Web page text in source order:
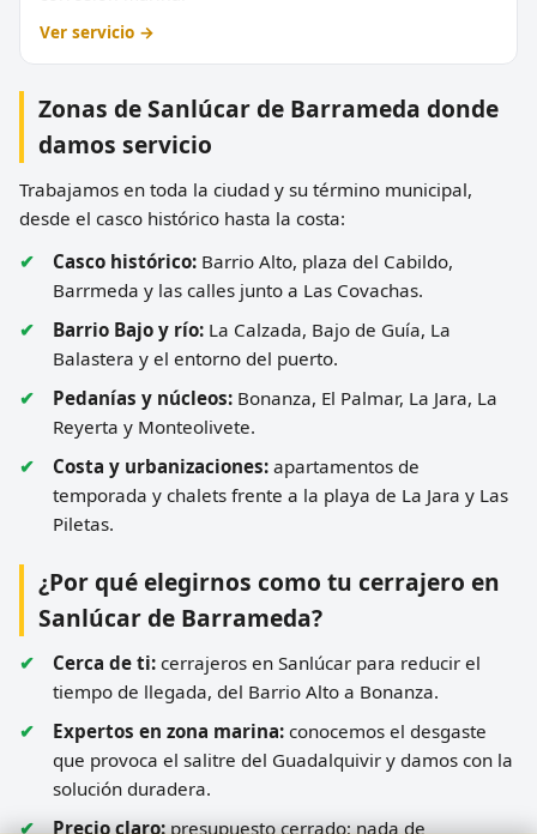
Ver servicio →
Zonas de Sanlúcar de Barrameda donde
damos servicio
Trabajamos en toda la ciudad y su término municipal,
desde el casco histórico hasta la costa:
Casco histórico: Barrio Alto, plaza del Cabildo,
Barrmeda y las calles junto a Las Covachas.
Barrio Bajo y río: La Calzada, Bajo de Guía, La
Balastera y el entorno del puerto.
Pedanías y núcleos: Bonanza, El Palmar, La Jara, La
Reyerta y Monteolivete.
Costa y urbanizaciones: apartamentos de
temporada y chalets frente a la playa de La Jara y Las
Piletas.
¿Por qué elegirnos como tu cerrajero en
Sanlúcar de Barrameda?
Cerca de ti: cerrajeros en Sanlúcar para reducir el
tiempo de llegada, del Barrio Alto a Bonanza.
Expertos en zona marina: conocemos el desgaste
que provoca el salitre del Guadalquivir y damos con la
solución duradera.
Precio claro:presupuesto cerrado; nada de